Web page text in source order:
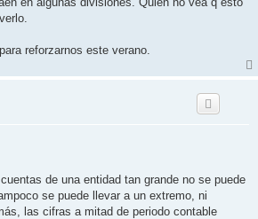
reforzarnos este verano.
de una entidad tan grande no se puede
se puede llevar a un extremo, ni
las cifras a mitad de periodo contable